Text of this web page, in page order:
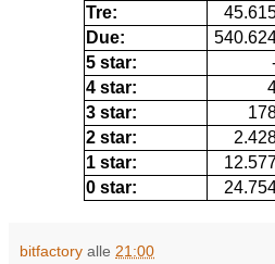
Tre:
Due:
5 star:
4 star:
3 star:
2 star:
1 star:
0 star:
bitfactory alle 21:00